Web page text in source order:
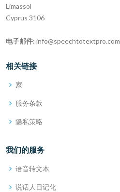
Limassol
Cyprus 3106
电子邮件: info@speechtotextpro.com
相关链接
家
服务条款
隐私策略
我们的服务
语音转文本
说话人日记化